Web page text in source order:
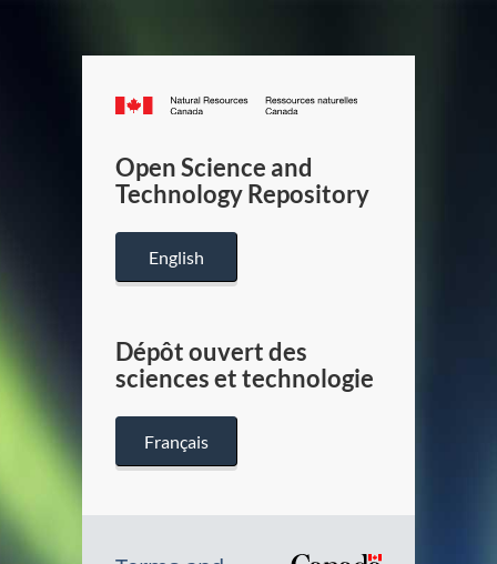
Canada.ca
/
Canada
Open Science and
Technology Repository
English
Dépôt ouvert des
sciences et technologie
Français